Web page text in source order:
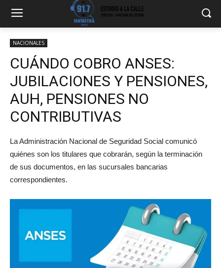
NACIONALES
CUÁNDO COBRO ANSES:
JUBILACIONES Y PENSIONES,
AUH, PENSIONES NO
CONTRIBUTIVAS
La Administración Nacional de Seguridad Social comunicó
quiénes son los titulares que cobrarán, según la terminación
de sus documentos, en las sucursales bancarias
correspondientes.